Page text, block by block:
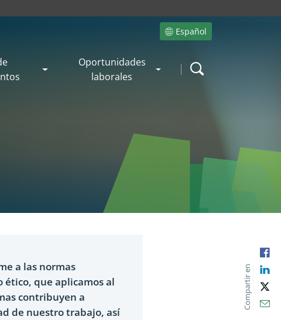
Español
Site language
Oportunidades
laborales
Search
Compartir en X
a las normas
que aplicamos al
contribuyen a
de nuestro trabajo, así